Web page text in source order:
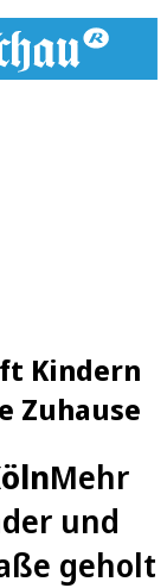
Kindern
Zuhause
Mehr
und
geholt